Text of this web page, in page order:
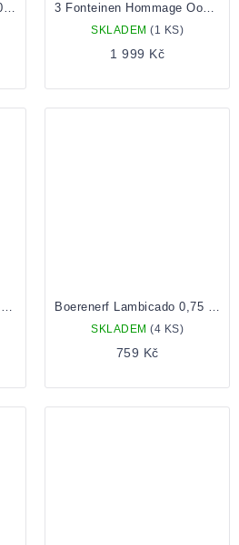
SKLADEM (1 KS)
1 999 Kč
SKLADEM (4 KS)
759 Kč